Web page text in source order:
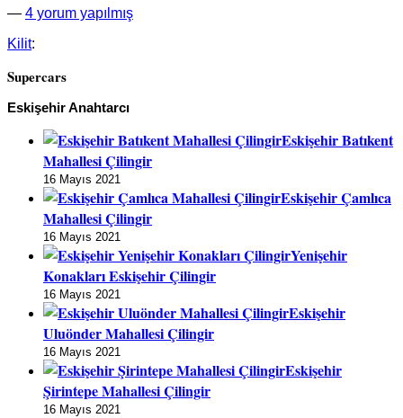
— 4 yorum yapılmış
Kilit:
Supercars
Eskişehir Anahtarcı
Eskişehir Batıkent
Mahallesi Çilingir
16 Mayıs 2021
Eskişehir Çamlıca
Mahallesi Çilingir
16 Mayıs 2021
Yenişehir
Konakları Eskişehir Çilingir
16 Mayıs 2021
Eskişehir
Uluönder Mahallesi Çilingir
16 Mayıs 2021
Eskişehir
Şirintepe Mahallesi Çilingir
16 Mayıs 2021